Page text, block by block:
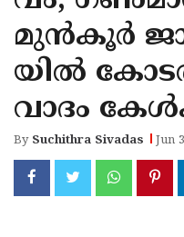
മുന്‍കൂര്‍
യില്‍
വാദം
By Suchithra Sivadas Jun